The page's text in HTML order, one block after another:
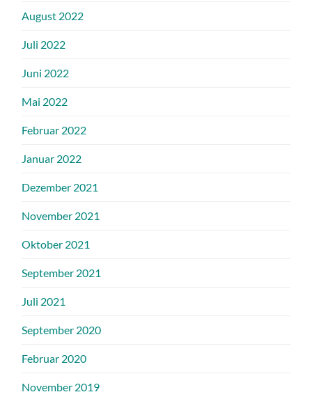
August 2022
Juli 2022
Juni 2022
Mai 2022
Februar 2022
Januar 2022
Dezember 2021
November 2021
Oktober 2021
September 2021
Juli 2021
September 2020
Februar 2020
November 2019